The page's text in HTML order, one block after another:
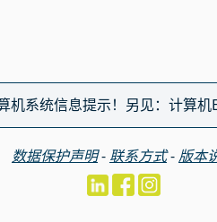
系统信息提示！ 另见： 计算机
数据保护声明- 联系方式-版本